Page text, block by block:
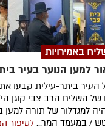
באמירויות
למען הנוער בעיר
ביתר-עילית קבעו
השליח הרב צבי קוגן
למגדלור של תורה למען
/ במעמד המר... לסיפור